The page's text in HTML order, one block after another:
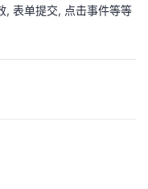
, 表单提交, 点击事件等等